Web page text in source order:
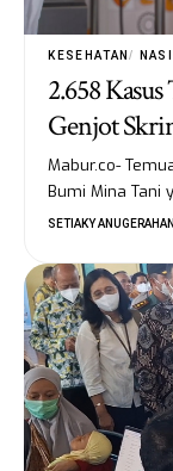
KESEHATAN
2.658
Genjot
Mabur.co-
Bumi Mina Tani
SETIAKY